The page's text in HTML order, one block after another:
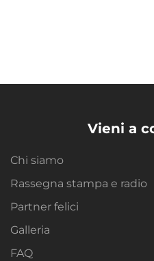
Vieni a
Chi siamo
Rassegna stampa e radio
Partner felici
Galleria
FAQ